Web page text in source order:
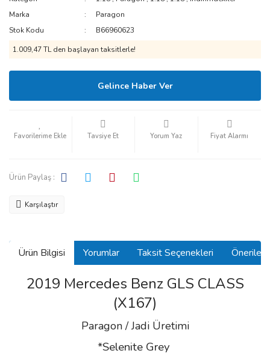
Marka
Paragon
Stok Kodu
B66960623
1.009,47 TL den başlayan taksitlerle!
Gelince Haber Ver
Tavsiye Et Yorum Yaz Fiyat Alarmı
Ürün Paylaş :
Karşılaştır
Ürün Bilgisi Yorumlar Taksit Seçenekleri
2019 Mercedes Benz GLS CLASS
(X167)
Paragon / Jadi Üretimi
*Selenite Grey